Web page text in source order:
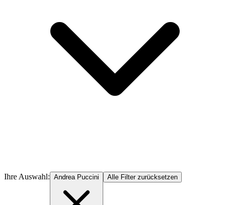
Ihre Auswahl: Andrea Puccini Alle Filter zurücksetzen